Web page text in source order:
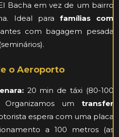
Bacha em vez de um bairro
Ideal para famílias com
com bagagem pesada
o Aeroporto
20 min de táxi (80-100
um transfer
espera com uma placa
a 100 metros (as